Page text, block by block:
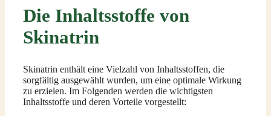
Die Inhaltsstoffe von
Skinatrin
Skinatrin enthält eine Vielzahl von Inhaltsstoffen, die
sorgfältig ausgewählt wurden, um eine optimale Wirkung
zu erzielen. Im Folgenden werden die wichtigsten
Inhaltsstoffe und deren Vorteile vorgestellt: